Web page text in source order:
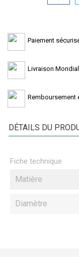
Paiement
Livraison
Remboursement
DÉTAILS DU
Fiche technique
Matière
Diamètre